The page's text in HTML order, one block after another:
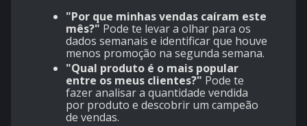
"Por que minhas vendas caíram este
mês?" Pode te levar a olhar para os
dados semanais e identificar que houve
menos promoção na segunda semana.
"Qual produto é o mais popular
entre os meus clientes?" Pode te
fazer analisar a quantidade vendida
por produto e descobrir um campeão
de vendas.